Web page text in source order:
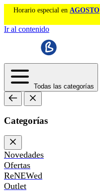
Horario especial en AGOSTO
Ir al contenido
Todas las categorías
Categorías
Novedades
Ofertas
ReNEWed
Outlet